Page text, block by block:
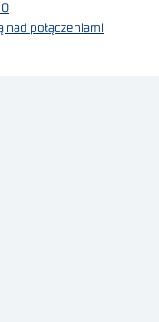
nad połączeniami